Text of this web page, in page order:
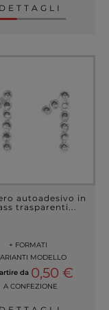
DETTAGLI
autoadesivo in
trasparenti...
+ FORMATI
MODELLO
da 0,50 €
A CONFEZIONE